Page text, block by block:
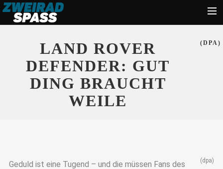
LAND ROVER
DEFENDER: GUT
DING BRAUCHT
WEILE
(DPA)
Geduld ist eine Tugend – und die müssen Fans des
(dpa)